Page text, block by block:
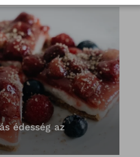
édesség az